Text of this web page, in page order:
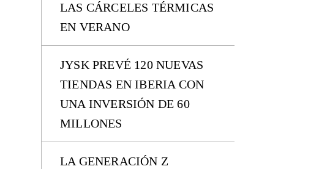
LAS CÁRCELES TÉRMICAS
EN VERANO
JYSK PREVÉ 120 NUEVAS
TIENDAS EN IBERIA CON
UNA INVERSIÓN DE 60
MILLONES
LA GENERACIÓN Z